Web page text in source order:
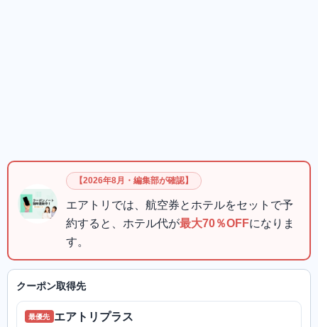
【2026年8月・編集部が確認】
エアトリでは、航空券とホテルをセットで予
約すると、ホテル代が最大70％OFFになりま
す。
クーポン取得先
最優先
エアトリプラス